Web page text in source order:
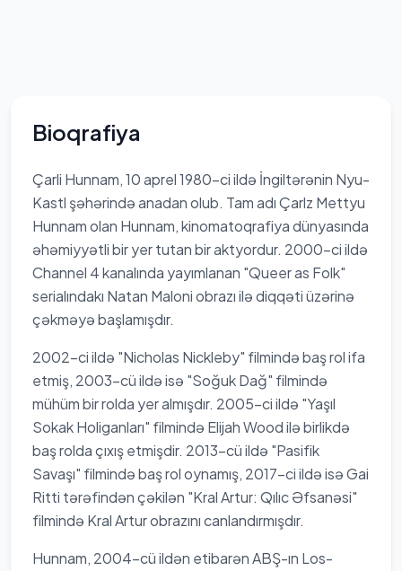
Bioqrafiya
Çarli Hunnam, 10 aprel 1980-ci ildə İngiltərənin Nyu-
Kastl şəhərində anadan olub. Tam adı Çarlz Mettyu
Hunnam olan Hunnam, kinomatoqrafiya dünyasında
əhəmiyyətli bir yer tutan bir aktyordur. 2000-ci ildə
Channel 4 kanalında yayımlanan "Queer as Folk"
serialındakı Natan Maloni obrazı ilə diqqəti üzərinə
çəkməyə başlamışdır.
2002-ci ildə "Nicholas Nickleby" filmində baş rol ifa
etmiş, 2003-cü ildə isə "Soğuk Dağ" filmində
mühüm bir rolda yer almışdır. 2005-ci ildə "Yaşıl
Sokak Holiganları" filmində Elijah Wood ilə birlikdə
baş rolda çıxış etmişdir. 2013-cü ildə "Pasifik
Savaşı" filmində baş rol oynamış, 2017-ci ildə isə Gai
Ritti tərəfindən çəkilən "Kral Artur: Qılıc Əfsanəsi"
filmində Kral Artur obrazını canlandırmışdır.
Hunnam, 2004-cü ildən etibarən ABŞ-ın Los-